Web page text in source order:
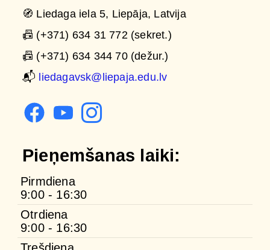
🧭 Liedaga iela 5, Liepāja, Latvija
📠 (+371) 634 31 772 (sekret.)
📠 (+371) 634 344 70 (dežur.)
📬 liedagavsk@liepaja.edu.lv
Pieņemšanas laiki:
Pirmdiena
9:00 - 16:30
Otrdiena
9:00 - 16:30